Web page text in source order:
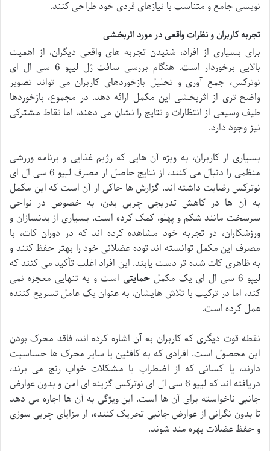
نویسی جامع و متناسب با نیازهای فردی خود طراحی کنند.
تجربه کاربران و نظرات واقعی در مورد اثربخشی
برای بسیاری از افراد، شنیدن تجربه های واقعی دیگران، از اهمیت
بالایی برخوردار است. هنگام بررسی سافت ژل لیپو 6 سی ال ای
نوترکس، جمع آوری و تحلیل بازخوردهای کاربران می تواند تصویر
واضح تری از اثربخشی این مکمل ارائه دهد. در مجموع، بازخوردها
طیف وسیعی از انتظارات و نتایج را نشان می دهند، اما نقاط مشترکی
نیز وجود دارد.
بسیاری از کاربران، به ویژه آن هایی که رژیم غذایی و برنامه ورزشی
منظمی را دنبال می کنند، از نتایج حاصل از مصرف لیپو 6 سی ال ای
نوترکس رضایت داشته اند. گزارش ها حاکی از آن است که این مکمل
به آن ها در کاهش تدریجی چربی بدن، به خصوص در نواحی
سرسخت مانند شکم و پهلو، کمک کرده است. بسیاری از بدنسازان و
ورزشکاران، در تجربه خود مشاهده کرده اند که در دوران کات، با
مصرف این مکمل توانسته اند توده عضلانی خود را بهتر حفظ کنند و
به ظاهری کات شده تر دست یابند. این افراد اغلب تأکید می کنند که
لیپو 6 سی ال ای یک مکمل
حمایتی است و به تنهایی معجزه نمی
کند، اما در ترکیب با تلاش هایشان، به عنوان یک عامل تسریع کننده
عمل کرده است.
نقطه قوت دیگری که کاربران به آن اشاره کرده اند، فاقد محرک بودن
این محصول است. افرادی که به کافئین یا سایر محرک ها حساسیت
دارند، یا کسانی که از اضطراب یا مشکلات خواب رنج می برند،
دریافته اند که لیپو 6 سی ال ای نوترکس گزینه ای امن و بدون عوارض
جانبی ناخواسته برای آن ها است. این ویژگی به آن ها اجازه می دهد
تا بدون نگرانی از عوارض جانبی تحریک کننده، از مزایای چربی سوزی
و حفظ عضلات بهره مند شوند.